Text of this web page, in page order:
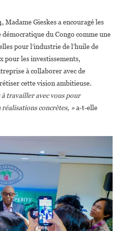
Madame Gieskes a encouragé les
du Congo comme une
pour l’industrie de l’huile de
pour les investissements,
à collaborer avec de
cette vision ambitieuse.
à travailler avec vous pour
concrètes, »a-t-elle